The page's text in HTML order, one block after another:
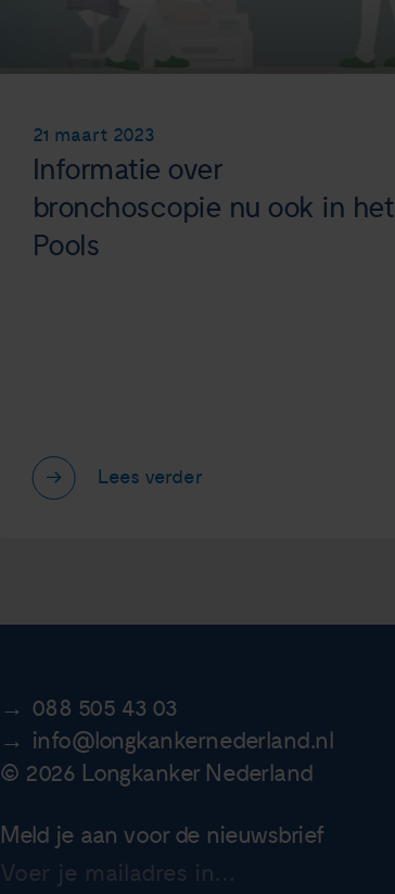
21 maart 2023
Informatie over
bronchoscopie nu ook in het
Pools
Lees verder
088 505 43 03
info@longkankernederland.nl
© 2026 Longkanker Nederland
Meld je aan voor de nieuwsbrief